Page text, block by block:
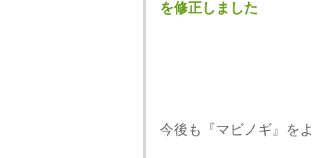
を修正しました
今後も『マビノギ』を